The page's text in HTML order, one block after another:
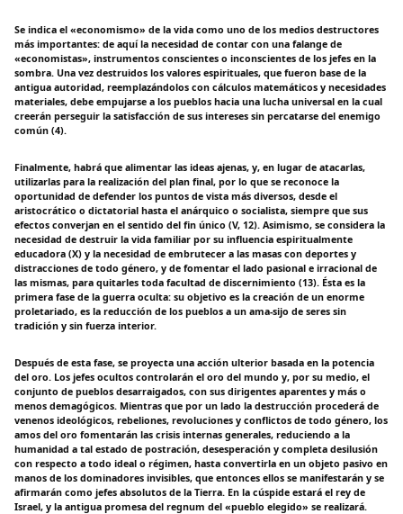
Se indica el «economismo» de la vida como uno de los medios destructores
más importantes: de aquí la necesidad de contar con una falange de
«economistas», instrumentos conscientes o inconscientes de los jefes en la
sombra. Una vez destruidos los valores espirituales, que fueron base de la
antigua autoridad, reemplazándolos con cálculos matemáticos y necesidades
materiales, debe empujarse a los pueblos hacia una lucha universal en la cual
creerán perseguir la satisfacción de sus intereses sin percatarse del enemigo
común (4).
Finalmente, habrá que alimentar las ideas ajenas, y, en lugar de atacarlas,
utilizarlas para la realización del plan final, por lo que se reconoce la
oportunidad de defender los puntos de vista más diversos, desde el
aristocrático o dictatorial hasta el anárquico o socialista, siempre que sus
efectos converjan en el sentido del fin único (V, 12). Asimismo, se considera la
necesidad de destruir la vida familiar por su influencia espiritualmente
educadora (X) y la necesidad de embrutecer a las masas con deportes y
distracciones de todo género, y de fomentar el lado pasional e irracional de
las mismas, para quitarles toda facultad de discernimiento (13). Ésta es la
primera fase de la guerra oculta: su objetivo es la creación de un enorme
proletariado, es la reducción de los pueblos a un ama-sijo de seres sin
tradición y sin fuerza interior.
Después de esta fase, se proyecta una acción ulterior basada en la potencia
del oro. Los jefes ocultos controlarán el oro del mundo y, por su medio, el
conjunto de pueblos desarraigados, con sus dirigentes aparentes y más o
menos demagógicos. Mientras que por un lado la destrucción procederá de
venenos ideológicos, rebeliones, revoluciones y conflictos de todo género, los
amos del oro fomentarán las crisis internas generales, reduciendo a la
humanidad a tal estado de postración, desesperación y completa desilusión
con respecto a todo ideal o régimen, hasta convertirla en un objeto pasivo en
manos de los dominadores invisibles, que entonces ellos se manifestarán y se
afirmarán como jefes absolutos de la Tierra. En la cúspide estará el rey de
Israel, y la antigua promesa del regnum del «pueblo elegido» se realizará.